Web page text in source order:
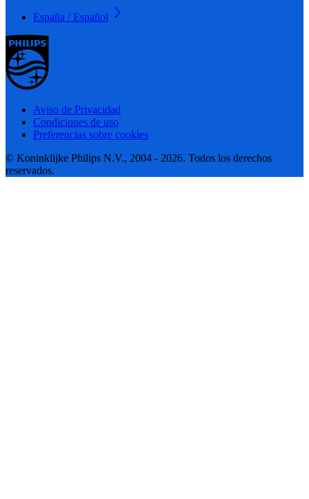
España / Español
Aviso de Privacidad
Condiciones de uso
Preferencias sobre cookies
© Koninklijke Philips N.V., 2004 - 2026. Todos los derechos
reservados.